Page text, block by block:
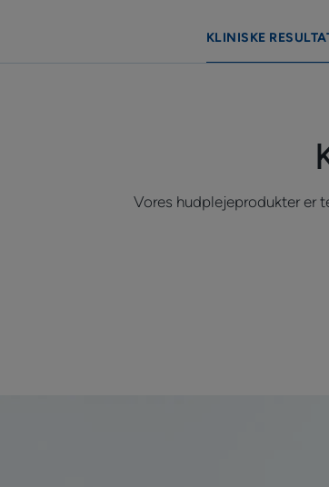
KLINISKE
Vores hudplejeprodukter er